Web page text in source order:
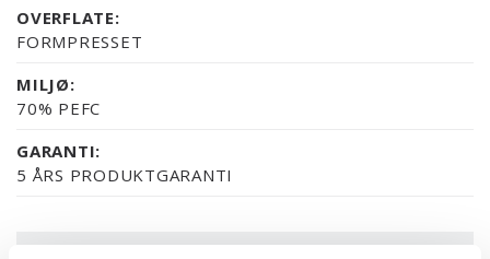
OVERFLATE:
FORMPRESSET
MILJØ:
70% PEFC
GARANTI:
5 ÅRS PRODUKTGARANTI